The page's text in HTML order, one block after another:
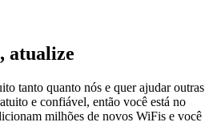
atualize
tanto quanto nós e quer ajudar outras
e confiável, então você está no
milhões de novos WiFis e você